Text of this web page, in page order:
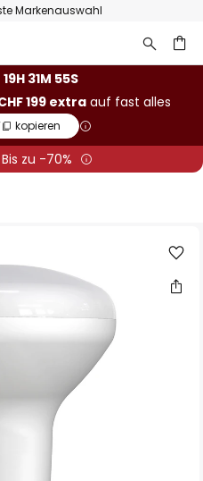
Markenauswahl
31M 54S
199 extra auf fast alles
kopieren
zu -70%